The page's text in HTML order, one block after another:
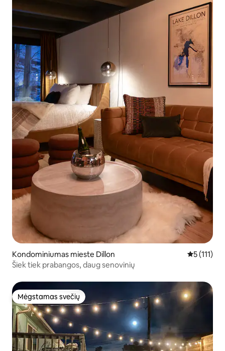
Kondominiumas mieste Dillon Vidutinis
5 (111)
Šiek tiek prabangos, daug senovinių
Mėgstamas svečių
Mėgstamas svečių